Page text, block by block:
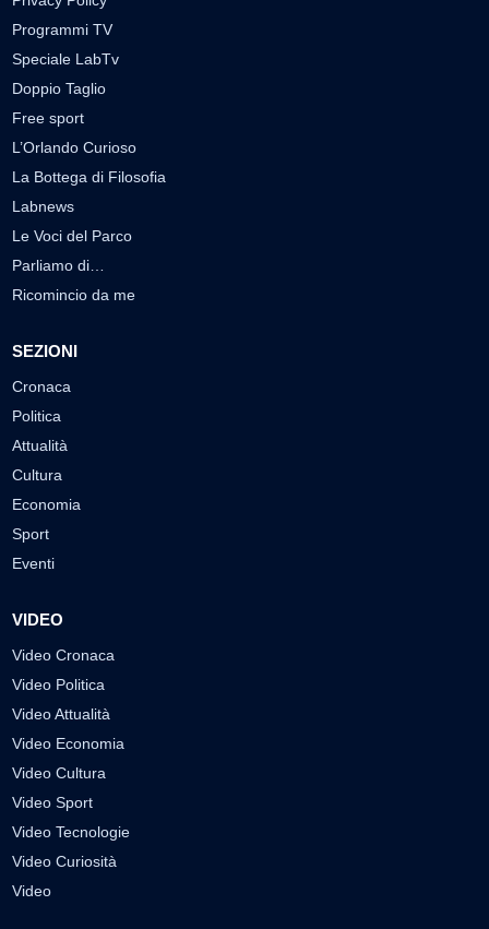
Programmi TV
Speciale LabTv
Doppio Taglio
Free sport
L’Orlando Curioso
La Bottega di Filosofia
Labnews
Le Voci del Parco
Parliamo di…
Ricomincio da me
SEZIONI
Cronaca
Politica
Attualità
Cultura
Economia
Sport
Eventi
VIDEO
Video Cronaca
Video Politica
Video Attualità
Video Economia
Video Cultura
Video Sport
Video Tecnologie
Video Curiosità
Video